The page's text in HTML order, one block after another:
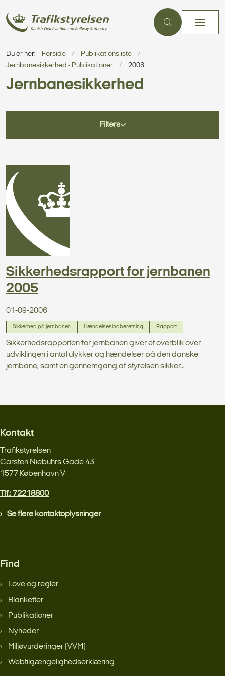
Du er her: Forside
Publikationsliste
Jernbanesikkerhed - Publikationer
2006
Jernbanesikkerhed
Filters
Sikkerhedsrapport for jernbanen
2005
01-09-2006
Sikkerhed på jernbanen Hændelsesindberetning Rapport
Sikkerhedsrapporten for jernbanen giver et overblik over
udviklingen i antal ulykker og hændelser på den danske
jernbane, samt en gennemgang af styrelsen sikker...
Kontakt
Trafikstyrelsen
Carsten Niebuhrs Gade 43
1577 København V
Tlf.: 72218800
Se flere kontaktoplysninger
Find
Love og regler
Blanketter
Publikationer
Nyheder
Miljøvurderinger (VVM)
Webtilgængelighedserklæring